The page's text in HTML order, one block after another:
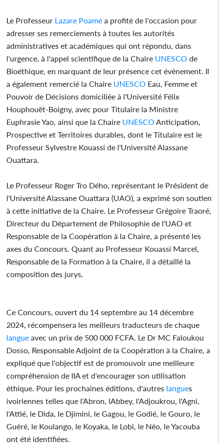
Le Professeur Lazare Poamé a profité de l'occasion pour
adresser ses remerciements à toutes les autorités
administratives et académiques qui ont répondu, dans
l'urgence, à l'appel scientifique de la Chaire UNESCO de
Bioéthique, en marquant de leur présence cet événement. Il
a également remercié la Chaire UNESCO Eau, Femme et
Pouvoir de Décisions domiciliée à l'Université Félix
Houphouët-Boigny, avec pour Titulaire la Ministre
Euphrasie Yao, ainsi que la Chaire UNESCO Anticipation,
Prospective et Territoires durables, dont le Titulaire est le
Professeur Sylvestre Kouassi de l'Université Alassane
Ouattara.
Le Professeur Roger Tro Dého, représentant le Président de
l'Université Alassane Ouattara (UAO), a exprimé son soutien
à cette initiative de la Chaire. Le Professeur Grégoire Traoré,
Directeur du Département de Philosophie de l'UAO et
Responsable de la Coopération à la Chaire, a présenté les
axes du Concours. Quant au Professeur Kouassi Marcel,
Responsable de la Formation à la Chaire, il a détaillé la
composition des jurys.
Ce Concours, ouvert du 14 septembre au 14 décembre
2024, récompensera les meilleurs traducteurs de chaque
langue avec un prix de 500 000 FCFA. Le Dr MC Faloukou
Dosso, Responsable Adjoint de la Coopération à la Chaire, a
expliqué que l'objectif est de promouvoir une meilleure
compréhension de lIA et d'encourager son utilisation
éthique. Pour les prochaines éditions, d'autres langues
ivoiriennes telles que l'Abron, lAbbey, l'Adjoukrou, l'Agni,
l'Attié, le Dida, le Djimini, le Gagou, le Godié, le Gouro, le
Guéré, le Koulango, le Koyaka, le Lobi, le Néo, le Yacouba
ont été identifiées.